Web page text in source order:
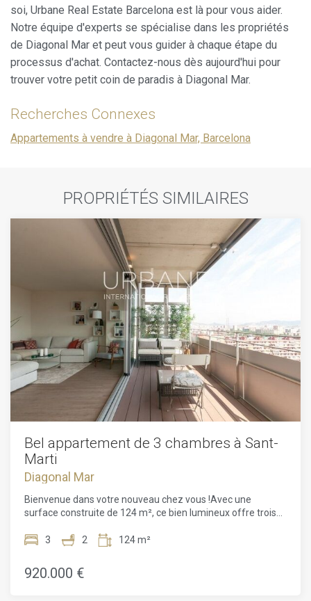
soi, Urbane Real Estate Barcelona est là pour vous aider.
Notre équipe d'experts se spécialise dans les propriétés
de Diagonal Mar et peut vous guider à chaque étape du
processus d'achat. Contactez-nous dès aujourd'hui pour
trouver votre petit coin de paradis à Diagonal Mar.
Recherches Connexes
Appartements à vendre à Diagonal Mar, Barcelona
PROPRIÉTÉS SIMILAIRES
Bel appartement de 3 chambres à Sant-
Marti
Diagonal Mar
Bienvenue dans votre nouveau chez vous !Avec une
surface construite de 124 m², ce bien lumineux offre trois
confortable et fonctionnel, idéal pour profiter pleinement de
spectaculaires que l'on peut apprécier depuis sa grande
terrasse. Grâce à son orientation extérieure, la lumière
3 2 124 m²
920.000 €